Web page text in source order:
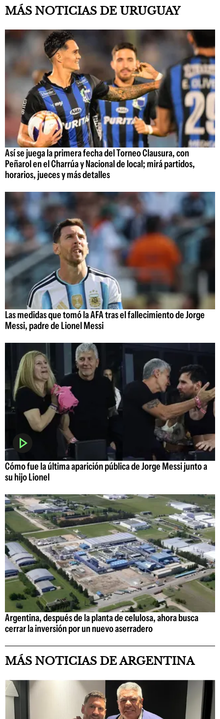
MÁS NOTICIAS DE URUGUAY
Así se juega la primera fecha del Torneo Clausura, con
Peñarol en el Charrúa y Nacional de local; mirá partidos,
horarios, jueces y más detalles
Las medidas que tomó la AFA tras el fallecimiento de Jorge
Messi, padre de Lionel Messi
Cómo fue la última aparición pública de Jorge Messi junto a
su hijo Lionel
Argentina, después de la planta de celulosa, ahora busca
cerrar la inversión por un nuevo aserradero
MÁS NOTICIAS DE ARGENTINA